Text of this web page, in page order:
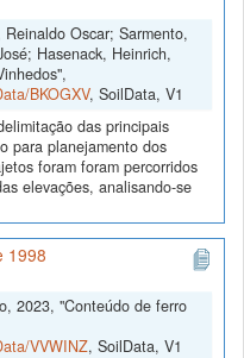
Oscar; Sarmento,
Hasenack, Heinrich,
BKOGXV, SoilData, V1
das principais
para planejamento dos
foram foram percorridos
elevações, analisando-se
1998
2023, "Conteúdo de ferro
VVWINZ, SoilData, V1